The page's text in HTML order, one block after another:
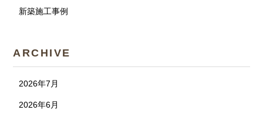
新築施工事例
ARCHIVE
2026年7月
2026年6月